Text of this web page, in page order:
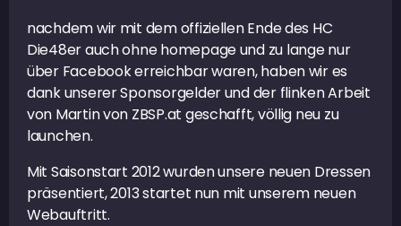
nachdem wir mit dem offiziellen Ende des HC
Die48er auch ohne homepage und zu lange nur
über Facebook erreichbar waren, haben wir es
dank unserer Sponsorgelder und der flinken Arbeit
von Martin von ZBSP.at geschafft, völlig neu zu
launchen.
Mit Saisonstart 2012 wurden unsere neuen Dressen
präsentiert, 2013 startet nun mit unserem neuen
Webauftritt.